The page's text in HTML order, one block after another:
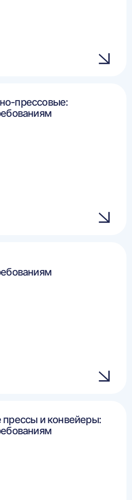
прессовые:
прессы и конвейеры: